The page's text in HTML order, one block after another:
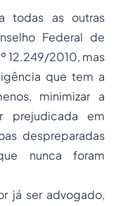
todas as outras
Federal de
12.249/2010, mas
que tem a
minimizar a
prejudicada em
despreparadas
nunca foram
já ser advogado,